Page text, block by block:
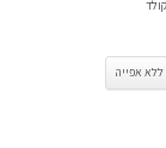
אפייה